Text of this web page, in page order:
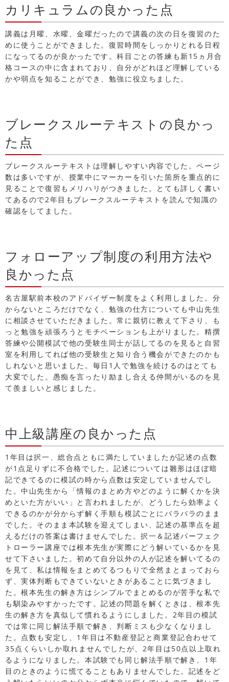
カリキュラムの良かった点
講義は月曜、水曜、金曜だったので講義の次の日を復習のた
めに使うことができました。復習時間をしっかりとれる日程
になってるのが良かったです。科目ごとの答練も新15ヵ月合
格コースの中に含まれており、自分がどれほど理解している
かや弱点を知ることができ、勉強に役立ちました。
ブレークスルーテキストの良かっ
た点
ブレークスルーテキストは理解しやすい内容でした。ページ
数は多いですが、授業中にマーカーを引いた箇所を重点的に
見ることで復習もメリハリがつきました。とても詳しく書い
てあるので2年目もブレークスルーテキストを読んで知識の
確認をしてました。
フォローアップ制度の利用方法や
良かった点
名古屋駅前本校のアドバイザー制度をよく利用しました。分
からないところだけでなく、勉強の仕方についても中山先生
に相談させていただきました。常に親切に教えて下さり、も
っと勉強を頑張ろうとモチベーションも上がりました。精撰
答練や公開模試で他の受験生同士が話してるのを見ると自習
室を利用してれば他の受験生と知り合う機会ができたのかも
しれないと思いました。毎日1人で勉強を続けるのはとても
大変でした。愚痴を言ったり励まし合える仲間がいるのを見
て羨ましいと感じました。
中上級講座の良かった点
1年目は択一、総合点ともに満たしていましたが記述の点数
が1点足りずに不合格でした。記述については雛形はほぼ暗
記できてるのに模試の時から点数は安定していませんでし
た。中山先生から「情報のまとめ方やどのように解くかを決
めといた方がいい」と言われましたが、どうしたら効率よく
できるのかが分からず解く手順も模試ごとにバラバラのまま
でした。そのまま本試験を迎えてしまい、記述の基準点を超
えるだけの答案は書けませんでした。択一＆記述パーフェク
トローラー講座では根本先生が実際にどう解いているかを見
せて下さいました。初めて自分以外の人が記述を解いてるの
を見て、私は情報をまとめてるつもりで全然まとまっておら
ず、実体判断もできていないときがあることに気づきまし
た。根本先生の解き方はシンプルでまとめるのが苦手な私で
も馴染みやすかったです。記述の問題を解くときは、根本先
生の解き方を真似して慣れるようにしました。2年目の模試
では常に同じ解法手順で解き、判断ミスも少なくなりまし
た。点数も安定し、1年目は不動産登記と商業登記合わせて
35点くらいしか取れませんでしたが、2年目は50点以上取れ
るようになりました。本試験でも同じ解法手順で解き、1年
目のときのように慌てることもありませんでした。記述をど